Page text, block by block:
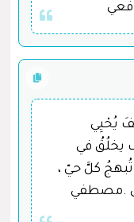
يُحْيِي
يخلُقُ في
تُبهجُ كلَّ حيّ ،
.مصطفي